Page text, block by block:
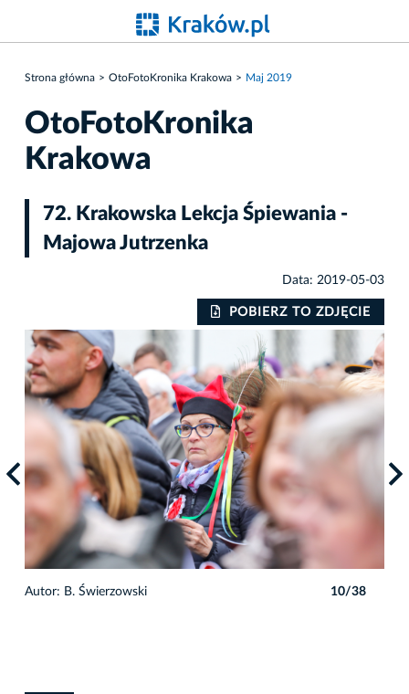
Strona główna OtoFotoKronika Krakowa Maj 2019
OtoFotoKronika
Krakowa
72. Krakowska Lekcja Śpiewania -
Majowa Jutrzenka
Data: 2019-05-03
POBIERZ TO ZDJĘCIE
Autor: B. Świerzowski 10/38